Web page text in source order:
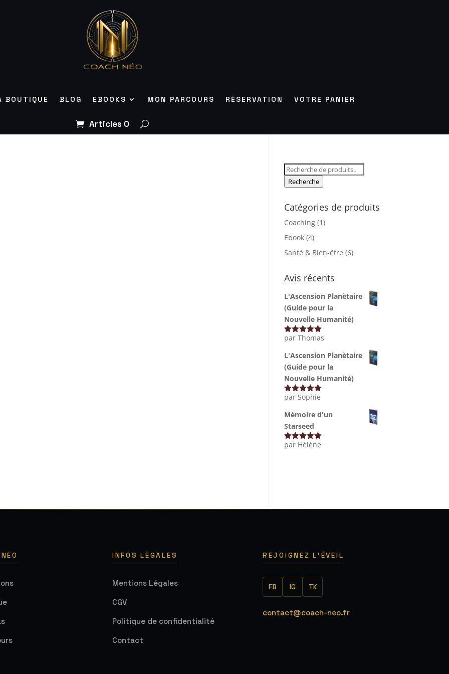
BOUTIQUE BLOG EBOOKS MON PARCOURS RÉSERVATION VOTRE PANIER
Articles 0
Recherche
pour :
Recherche
Catégories de produits
Coaching (1)
Ebook (4)
Santé & Bien-être (6)
Avis récents
L'Ascension Planètaire
(Guide pour la
Nouvelle Humanité)
Note 5sur
par Thomas
L'Ascension Planètaire
(Guide pour la
Nouvelle Humanité)
Note5sur
par Sophie
Mémoire d'un
Starseed
Note5sur
par Hélène
INFOS LÉGALES
Mentions Légales
CGV
Politique de confidentialité
Contact
REJOIGNEZ L'ÉVEIL
FB IG TK
contact@coach-neo.fr